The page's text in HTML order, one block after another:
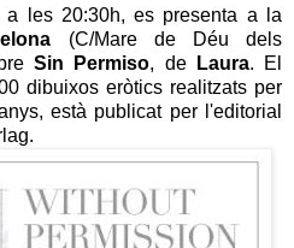
les 20:30h, es presenta a la
(C/Mare de Déu dels
Sin Permiso, de Laura. El
dibuixos eròtics realitzats per
està publicat per l'editorial